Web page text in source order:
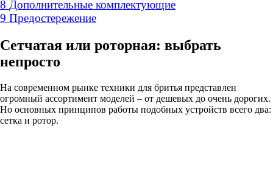
8 Дополнительные комплектующие
9 Предостережение
Сетчатая или роторная: выбрать
непросто
На современном рынке техники для бритья представлен
огромный ассортимент моделей – от дешевых до очень дорогих.
Но основных принципов работы подобных устройств всего два:
сетка и ротор.